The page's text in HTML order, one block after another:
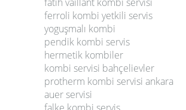
ferroli kombi yetkili servis
yoguşmalı kombi
pendik kombi servis
hermetik kombiler
kombi servisi bahçelievler
protherm kombi servisi ankara
auer servisi